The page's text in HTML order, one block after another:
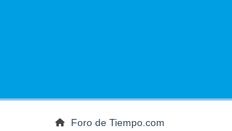
Foro de Tiempo.com